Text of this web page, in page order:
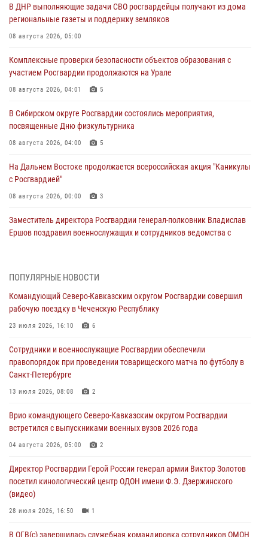
В ДНР выполняющие задачи СВО росгвардейцы получают из дома
региональные газеты и поддержку земляков
08 августа 2026, 05:00
Комплексные проверки безопасности объектов образования с
участием Росгвардии продолжаются на Урале
08 августа 2026, 04:01 5
В Сибирском округе Росгвардии состоялись мероприятия,
посвященные Дню физкультурника
08 августа 2026, 04:00 5
На Дальнем Востоке продолжается всероссийская акция "Каникулы
с Росгвардией"
08 августа 2026, 00:00 3
Заместитель директора Росгвардии генерал-полковник Владислав
Ершов поздравил военнослужащих и сотрудников ведомства с
операция войск правопорядка
07 августа 2026, 15:28
пресечена противоправная деятельность, связанная с пропагандой
терроризма (видео)
07 августа 2026, 13:30
нарушений миграционного законодательства
07 августа 2026, 12:54
07 августа 2026, 12:37
ПОПУЛЯРНЫЕ НОВОСТИ
Командующий Северо-Кавказским округом Росгвардии совершил
рабочую поездку в Чеченскую Республику
23 июля 2026, 16:10 6
Сотрудники и военнослужащие Росгвардии обеспечили
правопорядок при проведении товарищеского матча по футболу в
Санкт-Петербурге
13 июля 2026, 08:08 2
Врио командующего Северо-Кавказским округом Росгвардии
встретился с выпускниками военных вузов 2026 года
04 августа 2026, 05:00 2
Директор Росгвардии Герой России генерал армии Виктор Золотов
посетил кинологический центр ОДОН имени Ф.Э. Дзержинского
(видео)
28 июля 2026, 16:50 1
В ОГВ(с) завершилась служебная командировка сотрудников ОМОН